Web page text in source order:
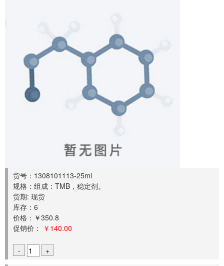
货号：1308101113-25ml
规格：组成：TMB，稳定剂。
货期: 现货
库存：6
价格：￥350.8
促销价：
￥140.00
- +